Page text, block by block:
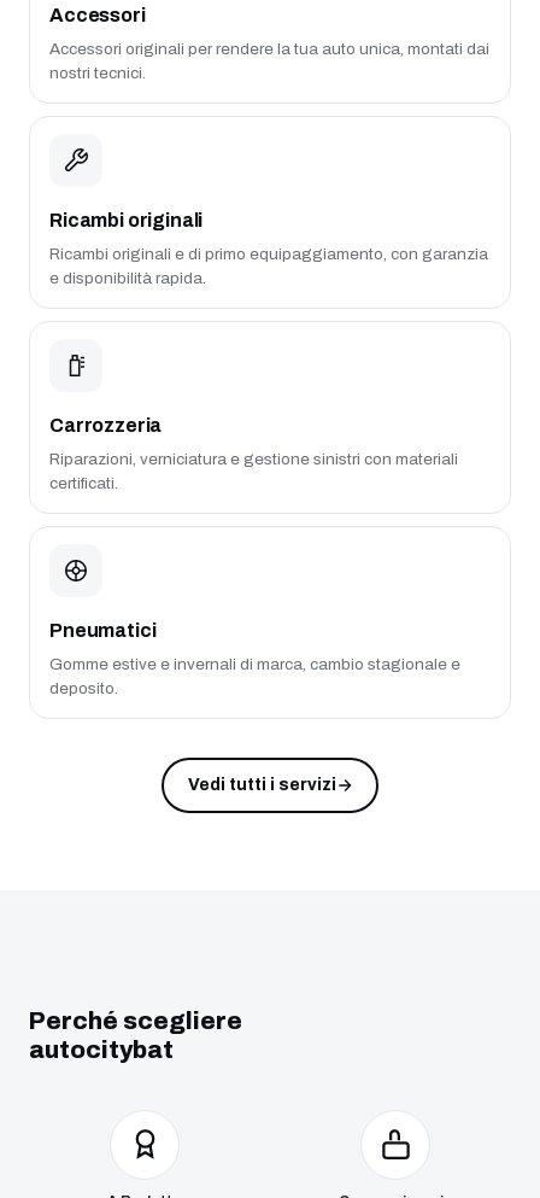
Accessori
Accessori originali per rendere la tua auto unica, montati dai
nostri tecnici.
Ricambi originali
Ricambi originali e di primo equipaggiamento, con garanzia
e disponibilità rapida.
Carrozzeria
Riparazioni, verniciatura e gestione sinistri con materiali
certificati.
Pneumatici
Gomme estive e invernali di marca, cambio stagionale e
deposito.
Vedi tutti i servizi
Perché scegliere
autocitybat